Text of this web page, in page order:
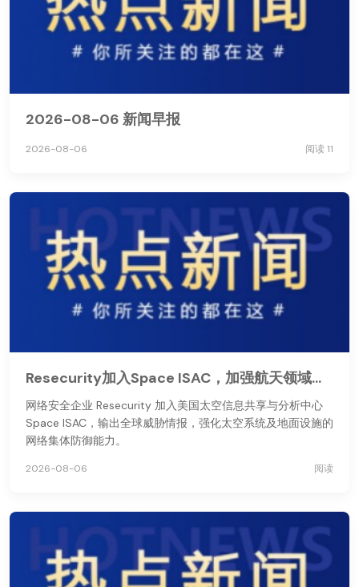
2026-08-06 新闻早报
2026-08-06 阅读 11
Resecurity加入Space ISAC，加强航天领域网络威胁情报共享
网络安全企业 Resecurity 加入美国太空信息共享与分析中心
Space ISAC，输出全球威胁情报，强化太空系统及地面设施的
网络集体防御能力。
2026-08-06 阅读